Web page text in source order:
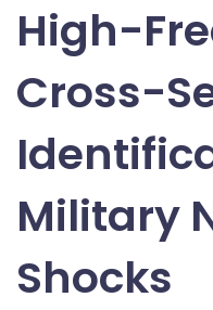
High-
Cross-
Military
Shocks